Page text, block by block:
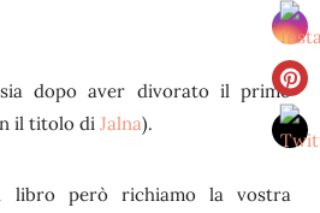
dopo aver divorato il primo
il titolo di Jalna).
libro però richiamo la vostra